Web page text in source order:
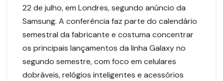
22 de julho, em Londres, segundo anúncio da
Samsung. A conferência faz parte do calendário
semestral da fabricante e costuma concentrar
os principais lançamentos da linha Galaxy no
segundo semestre, com foco em celulares
dobráveis, relógios inteligentes e acessórios